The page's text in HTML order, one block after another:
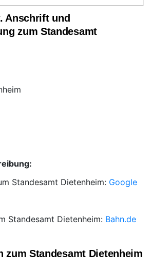
Anschrift und
zum Standesamt
Standesamt Dietenheim: Google
Standesamt Dietenheim: Bahn.de
zum Standesamt Dietenheim